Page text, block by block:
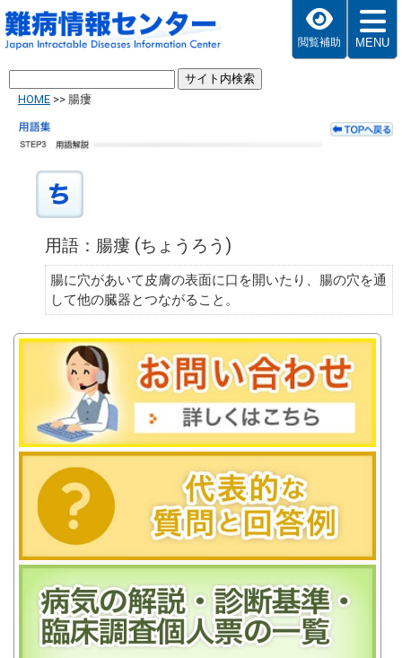
閲覧補助 MENU
HOME >> 腸瘻
用語：腸瘻 (ちょうろう)
腸に穴があいて皮膚の表面に口を開いたり、腸の穴を通
して他の臓器とつながること。